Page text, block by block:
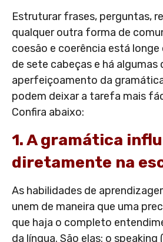
Estruturar frases, perguntas,
qualquer outra forma de
coesão e coerência está longe
de sete cabeças e há algumas
aperfeiçoamento da
podem deixar a tarefa mais
Confira abaixo:
1. A gramática
diretamente na
As habilidades de
unem de maneira que uma
que haja o completo
da língua. São elas: o